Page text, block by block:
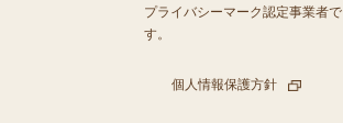
プライバシーマーク認定事業者で
す。
個人情報保護方針